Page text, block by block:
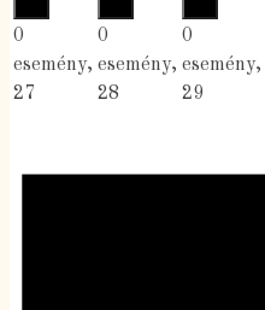
0
esemény,
27
0
esemény,
28
0
esemény,
29